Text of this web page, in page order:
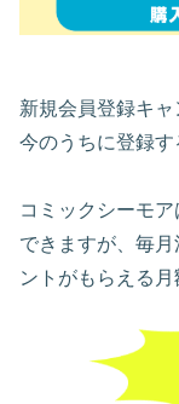
新規会員登録キ
今のうちに登録す
コミックシーモ
できますが、毎
ントがもらえる